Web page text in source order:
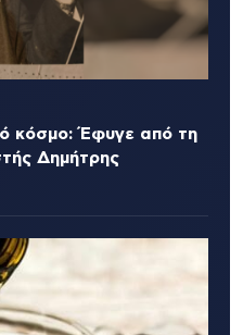
κόσμο: Έφυγε από τη
Δημήτρης